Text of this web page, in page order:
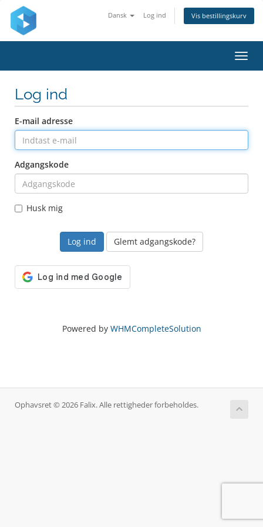
Dansk Log ind Vis bestillingskurv
Skift
Log ind
E-mail adresse
Adgangskode
Husk mig
Glemt adgangskode?
Powered by WHMCompleteSolution
Ophavsret © 2026 Falix. Alle rettigheder forbeholdes.